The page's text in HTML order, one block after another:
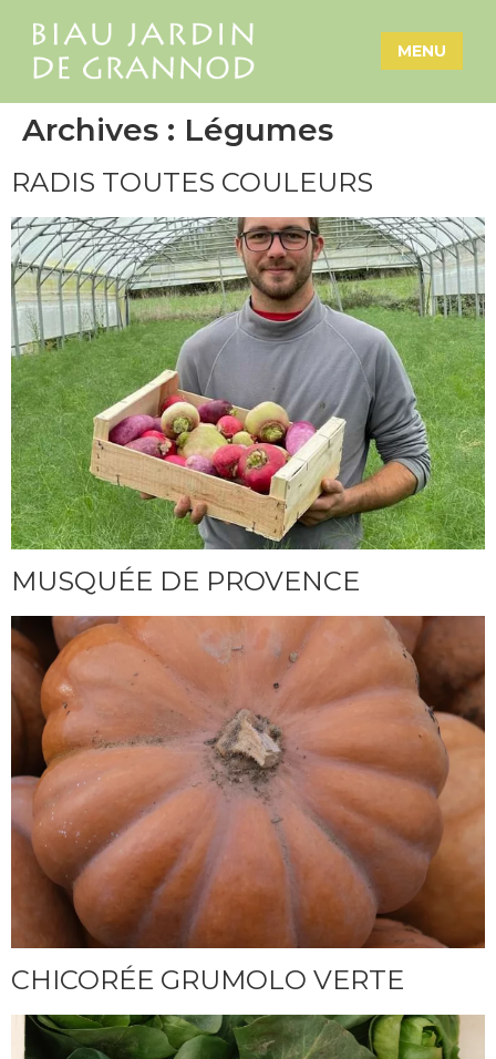
MENU
Archives : Légumes
RADIS TOUTES COULEURS
MUSQUÉE DE PROVENCE
CHICORÉE GRUMOLO VERTE